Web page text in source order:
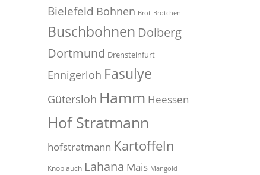
Bielefeld Bohnen Brot Brötchen
Buschbohnen Dolberg
Dortmund Drensteinfurt
Ennigerloh Fasulye
Gütersloh Hamm Heessen
Hof Stratmann
hofstratmann Kartoffeln
Knoblauch Lahana Mais Mangold